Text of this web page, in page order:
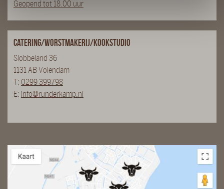
Geopend tot 18.00 uur
Catering/Worstmakerij/Kookstudio
Slobbeland 36
1131 AB Volendam
T: 0299 399798
E: info@runderkamp.nl